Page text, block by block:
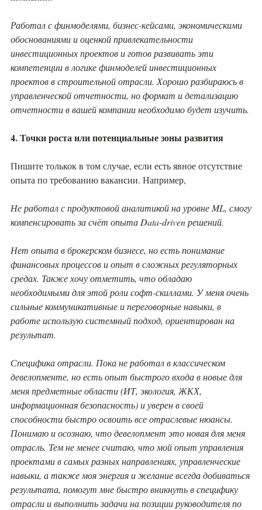
Работал с финмоделями, бизнес-кейсами, экономическими
обоснованиями и оценкой привлекательности
инвестиционных проектов и готов развивать эти
компетенции в логике финмоделей инвестиционных
проектов в строительной отрасли. Хорошо разбираюсь в
управленческой отчетности, но формат и детализацию
отчетности в вашей компании необходимо будет изучить.
4. Точки роста или потенциальные зоны развития
Пишите толькок в том случае, если есть явное отсутствие
опыта по требованию вакансии. Например,
Не работал с продуктовой аналитикой на уровне ML, смогу
компенсировать за счёт опыта Data-driven решений.
Нет опыта в брокерском бизнесе, но есть понимание
финансовых процессов и опыт в сложных регуляторных
средах. Также хочу отметить, что обладаю
необходимыми для этой роли софт-скиллами. У меня очень
сильные коммуникативные и переговорные навыки, в
работе использую системный подход, ориентирован на
результат.
Специфика отрасли. Пока не работал в классическом
девелопменте, но есть опыт быстрого входа в новые для
меня предметные области (ИТ, экология, ЖКХ,
информационная безопасность) и уверен в своей
способности быстро освоить все отраслевые нюансы.
Понимаю и осознаю, что девелопмент это новая для меня
отрасль. Тем не менее считаю, что мой опыт управления
проектами в самых разных направлениях, управленческие
навыки, а также моя энергия и желание всегда добиваться
результата, помогут мне быстро вникнуть в специфику
отрасли и выполнить задачи на позиции руководителя по